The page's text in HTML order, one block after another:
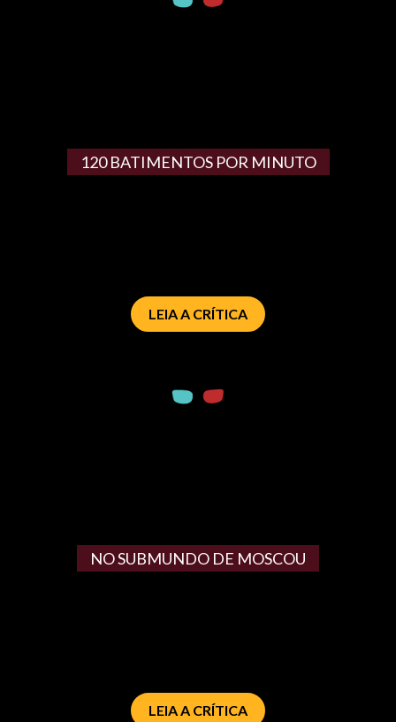
120 BATIMENTOS POR MINUTO
LEIA A CRÍTICA
NO SUBMUNDO DE MOSCOU
LEIA A CRÍTICA